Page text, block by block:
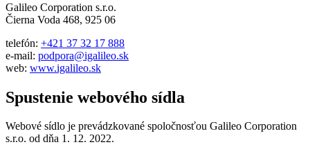
Galileo Corporation s.r.o.
Čierna Voda 468, 925 06
telefón: +421 37 32 17 888
e-mail: podpora@igalileo.sk
web: www.igalileo.sk
Spustenie webového sídla
Webové sídlo je prevádzkované spoločnosťou Galileo Corporation
s.r.o. od dňa 1. 12. 2022.